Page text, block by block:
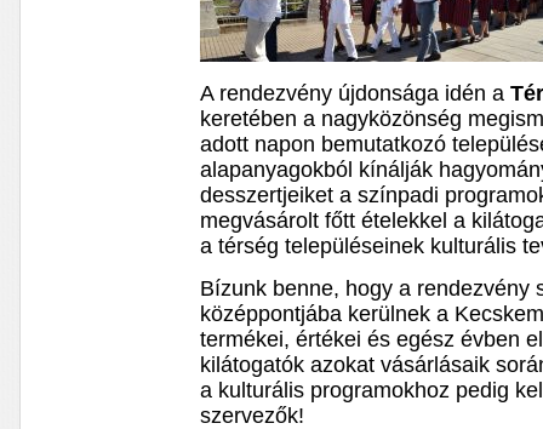
A rendezvény újdonsága idén a
keretében a nagyközönség
adott napon bemutatkozó
alapanyagokból kínálják
desszertjeiket a színpadi
megvásárolt főtt ételekkel a
a térség településeinek kulturális
Bízunk benne, hogy a rendezvény
középpontjába kerülnek a
termékei, értékei és egész évben
kilátogatók azokat vásárlásaik
a kulturális programokhoz pedig
szervezők!